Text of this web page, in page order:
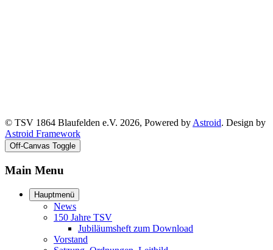
© TSV 1864 Blaufelden e.V. 2026, Powered by Astroid. Design by
Astroid Framework
Off-Canvas Toggle
Main Menu
Hauptmenü
News
150 Jahre TSV
Jubiläumsheft zum Download
Vorstand